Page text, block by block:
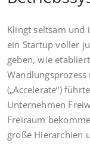
Klingt seltsam und
ein Startup voller
geben, wie
(„Accelerate“)
Unternehmen
Freiraum
große Hierarchien